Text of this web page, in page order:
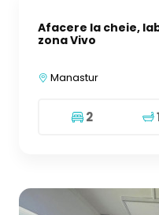
Afacere la cheie,
zona Vivo
Manastur
2